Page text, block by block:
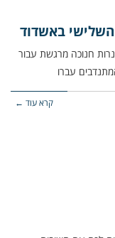
השלישי באשדוד
חנוכה מרגשת עבור
עברו
קרא עוד ←